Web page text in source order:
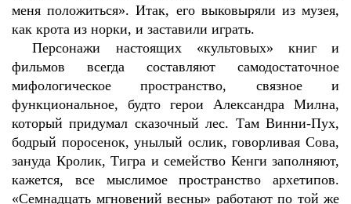
меня положиться». Итак, его выковыряли из музея,
как крота из норки, и заставили играть.
Персонажи настоящих «культовых» книг и
фильмов всегда составляют самодостаточное
мифологическое пространство, связное и
функциональное, будто герои Александра Милна,
который придумал сказочный лес. Там Винни-Пух,
бодрый поросенок, унылый ослик, говорливая Сова,
зануда Кролик, Тигра и семейство Кенги заполняют,
кажется, все мыслимое пространство архетипов.
«Семнадцать мгновений весны» работают по той же